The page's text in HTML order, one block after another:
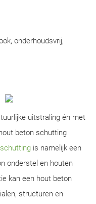
onderhoudsvrij,
uitstraling én met
beton schutting
is namelijk een
onderstel en houten
kan een hout beton
structuren en